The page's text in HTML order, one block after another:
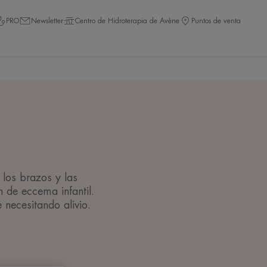
PRO Newsletter Centro de Hidroterapia de Avène Puntos de venta
los brazos y las
de eccema infantil.
alivio.